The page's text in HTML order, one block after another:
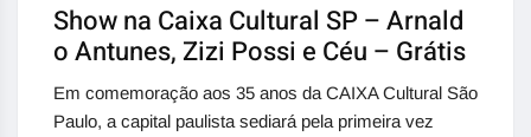
Show na Caixa Cultural SP – Arnald
o Antunes, Zizi Possi e Céu – Grátis
Em comemoração aos 35 anos da CAIXA Cultural São
Paulo, a capital paulista sediará pela primeira vez